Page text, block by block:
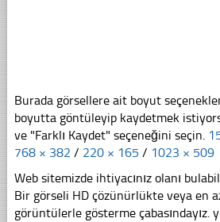
Burada görsellere ait boyut
boyutta göntüleyip kaydetmek
ve "Farklı Kaydet" seçeneğini seçin.
768 × 382 / 220 × 165 / 1023 × 509
Web sitemizde ihtiyacınız olanı
Bir görseli HD çözünürlükte veya en
görüntülerle gösterme çabasındayız.